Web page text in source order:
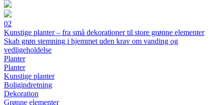
02
Kunstige planter – fra små dekorationer til store grønne elementer
Skab grøn stemning i hjemmet uden krav om vanding og
vedligeholdelse
Planter
Planter
Kunstige planter
Boligindretning
Dekoration
Grønne elementer